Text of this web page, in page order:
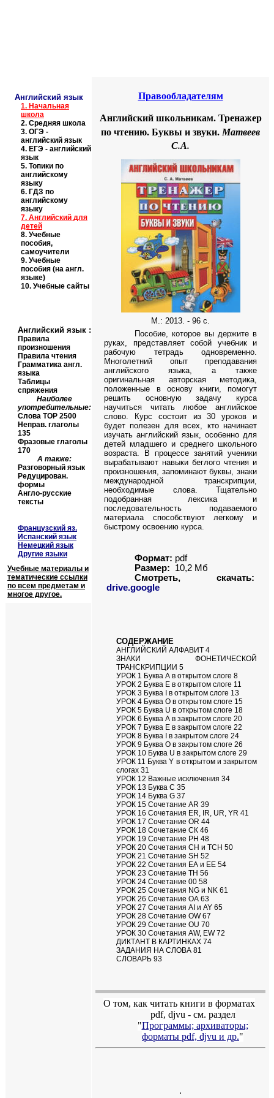
Английский язык
1. Начальная
школа
2. Средняя школа
3. ОГЭ -
английский язык
4. ЕГЭ - английский
язык
5. Топики по
английскому
языку
6. ГДЗ по
английскому
языку
7. Английский для
детей
8. Учебные
пособия,
самоучители
9. Учебные
пособия (на англ.
языке)
10. Учебные сайты
Правообладателям
Английский школьникам. Тренажер
по чтению. Буквы и звуки.Матвеев
С.А.
М.: 2013. - 96 с.
Пособие, которое вы держите в
руках, представляет собой учебник и
рабочую тетрадь одновременно.
Многолетний опыт преподавания
английского языка, а также
оригинальная авторская методика,
положенные в основу книги, помогут
решить основную задачу курса
научиться читать любое английское
слово. Курс состоит из 30 уроков и
будет полезен для всех, кто начинает
изучать английский язык, особенно для
детей младшего и среднего школьного
возраста. В процессе занятий ученики
вырабатывают навыки беглого чтения и
произношения, запоминают буквы, знаки
международной транскрипции,
необходимые слова. Тщательно
подобранная лексика и
последовательность подаваемого
материала способствуют легкому и
быстрому освоению курса.
Формат: pdf
Размер:
10,2 Мб
Смотреть, скачать:
drive.google
СОДЕРЖАНИЕ
АНГЛИЙСКИЙ АЛФАВИТ 4
ЗНАКИ ФОНЕТИЧЕСКОЙ
ТРАНСКРИПЦИИ 5
УРОК 1 Буква А в открытом слоге 8
УРОК 2 Буква Е в открытом слоге 11
УРОК 3 Буква I в открытом слоге 13
УРОК 4 Буква О в открытом слоге 15
УРОК 5 Буква U в открытом слоге 18
УРОК 6 Буква А в закрытом слоге 20
УРОК 7 Буква Е в закрытом слоге 22
УРОК 8 Буква I в закрытом слоге 24
УРОК 9 Буква О в закрытом слоге 26
УРОК 10 Буква U в закрытом слоге 29
УРОК 11 Буква Y в открытом и закрытом
слогах 31
УРОК 12 Важные исключения 34
УРОК 13 Буква С 35
УРОК 14 Буква G 37
УРОК 15 Сочетание AR 39
УРОК 16 Сочетания ER, IR, UR, YR 41
УРОК 17 Сочетание OR 44
УРОК 18 Сочетание СК 46
УРОК 19 Сочетание РН 48
УРОК 20 Сочетания СН и ТСН 50
УРОК 21 Сочетание SH 52
УРОК 22 Сочетания ЕА и ЕЕ 54
УРОК 23 Сочетание ТН 56
УРОК 24 Сочетание 00 58
УРОК 25 Сочетания NG и NK 61
УРОК 26 Сочетание ОА 63
УРОК 27 Сочетания AI и AY 65
УРОК 28 Сочетание OW 67
УРОК 29 Сочетание OU 70
УРОК 30 Сочетания AW, EW 72
ДИКТАНТ В КАРТИНКАХ 74
ЗАДАНИЯ НА СЛОВА 81
СЛОВАРЬ 93
О том, как читать книги в форматах
pdf, djvu - см. раздел
"Программы; архиваторы;
форматы pdf, djvu и др."
.
Английский язык :
Правила
произношения
Правила чтения
Грамматика англ.
языка
Таблицы
спряжения
Наиболее
употребительные:
Слова TOP 2500
Неправ. глаголы
135
Фразовые глаголы
170
А также:
Разговорный язык
Редуцирован.
формы
Англо-русские
тексты
Французский яз.
Испанский язык
Немецкий язык
Другие языки
Учебные материалы и
тематические ссылки
по всем предметам и
многое другое.